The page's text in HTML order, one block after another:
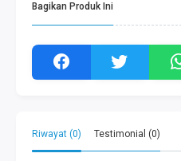
Bagikan Produk Ini
Riwayat (0) Testimonial (0)